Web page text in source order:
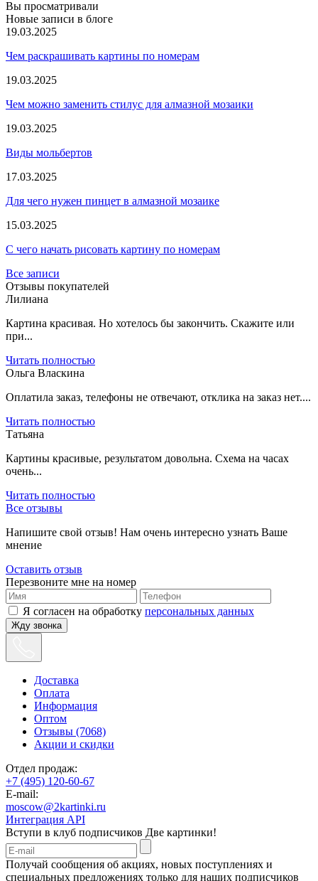
Вы просматривали
Новые записи в блоге
19.03.2025
Чем раскрашивать картины по номерам
19.03.2025
Чем можно заменить стилус для алмазной мозаики
19.03.2025
Виды мольбертов
17.03.2025
Для чего нужен пинцет в алмазной мозаике
15.03.2025
С чего начать рисовать картину по номерам
Все записи
Отзывы покупателей
Лилиана
Картина красивая. Но хотелось бы закончить. Скажите или
при...
Читать полностью
Ольга Власкина
Оплатила заказ, телефоны не отвечают, отклика на заказ нет....
Читать полностью
Татьяна
Картины красивые, результатом довольна. Схема на часах
очень...
Читать полностью
Все отзывы
Напишите свой отзыв! Нам очень интересно узнать Ваше
мнение
Оставить отзыв
Перезвоните мне на номер
Я согласен на обработку персональных данных
Жду звонка
Доставка
Оплата
Информация
Оптом
Отзывы (7068)
Акции и скидки
Отдел продаж:
+7 (495) 120-60-67
E-mail:
moscow@2kartinki.ru
Интеграция API
Вступи в клуб подписчиков Две картинки!
Получай сообщения об акциях, новых поступлениях и
специальных предложениях только для наших подписчиков